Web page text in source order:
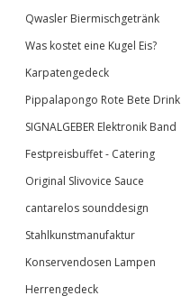
Qwasler Biermischgetränk
Was kostet eine Kugel Eis?
Karpatengedeck
Pippalapongo Rote Bete Drink
SIGNALGEBER Elektronik Band
Festpreisbuffet - Catering
Original Slivovice Sauce
cantarelos sounddesign
Stahlkunstmanufaktur
Konservendosen Lampen
Herrengedeck